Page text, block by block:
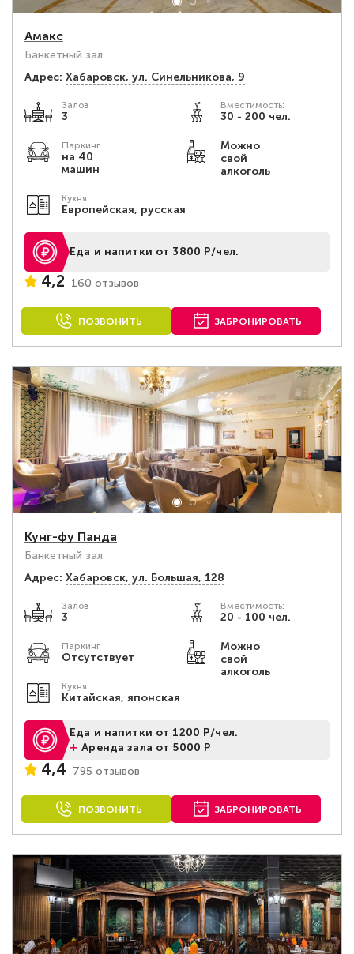
Амакс
Банкетный зал
Адрес: Хабаровск, ул. Синельникова, 9
Залов
3
Вместимость:
30 - 200 чел.
Паркинг
на 40
машин
Можно
свой
алкоголь
Кухня
Европейская, русская
Еда и напитки от 3800 Р/чел.
4,2 160 отзывов
ПОЗВОНИТЬ ЗАБРОНИРОВАТЬ
Кунг-фу Панда
Банкетный зал
Адрес: Хабаровск, ул. Большая, 128
Залов
3
Вместимость:
20 - 100 чел.
Паркинг
Отсутствует
Можно
свой
алкоголь
Кухня
Китайская, японская
Еда и напитки от 1200 Р/чел.
+Аренда зала от 5000 Р
4,4 795 отзывов
ПОЗВОНИТЬ ЗАБРОНИРОВАТЬ